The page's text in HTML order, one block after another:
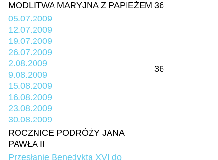
MODLITWA MARYJNA Z PAPIEŻEM 36
05.07.2009
12.07.2009
19.07.2009
26.07.2009
2.08.2009
9.08.2009
15.08.2009
16.08.2009
23.08.2009
30.08.2009
36
ROCZNICE PODRÓŻY JANA
PAWŁA II
Przesłanie Benedykta XVI do